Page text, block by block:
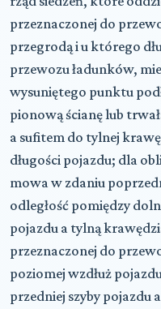
przeznaczonej do
przegrodą i u którego
przewozu ładunków,
wysuniętego punktu
pionową ścianę lub
a sufitem do tylnej
długości pojazdu; dla
mowa w zdaniu
odległość pomiędzy
pojazdu a tylną
przeznaczonej do
poziomej wzdłuż
przedniej szyby